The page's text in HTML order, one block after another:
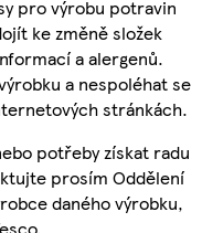
pro výrobu potravin
ke změně složek
a alergenů.
a nespoléhat se
stránkách.
potřeby získat radu
prosím Oddělení
daného výrobku,